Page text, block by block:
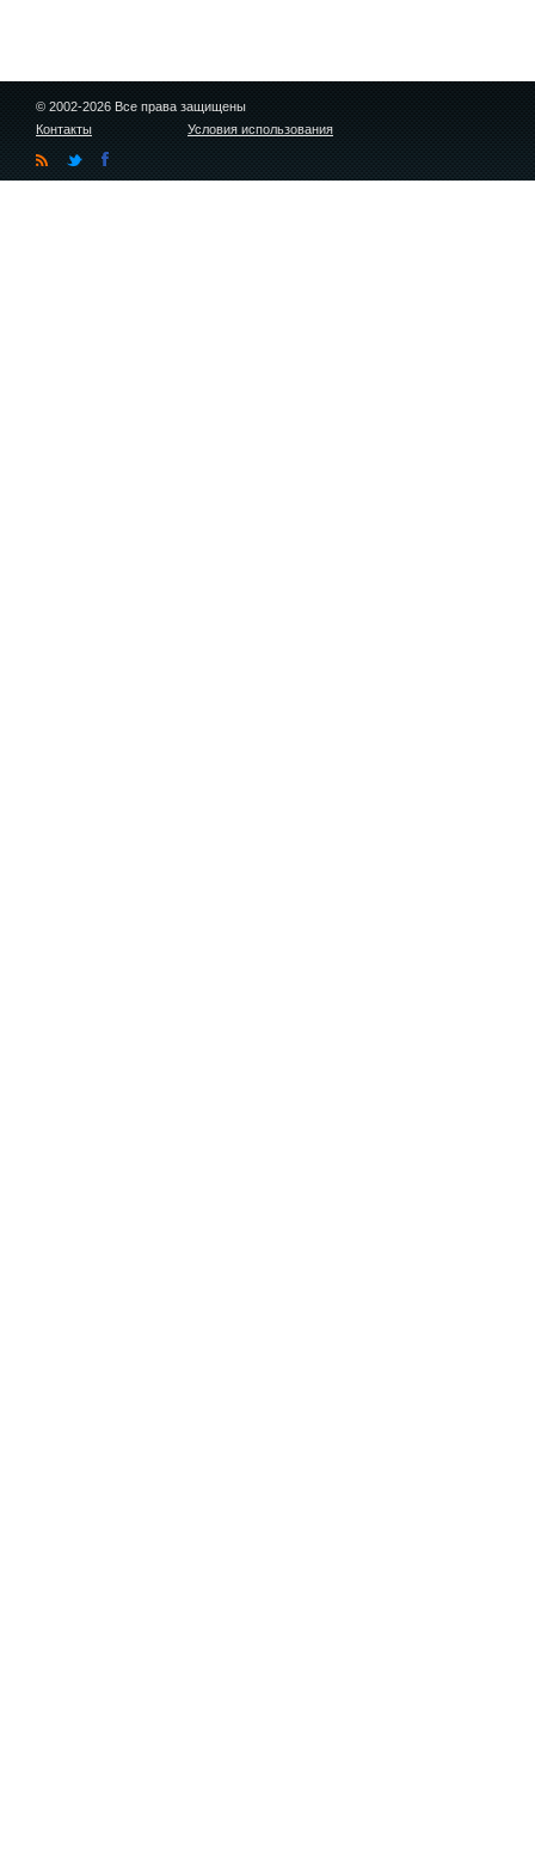
© 2002-2026 Все права защищены
Контакты
Условия использования